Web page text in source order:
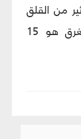
من القلق
والتوتّر خلال عام كامل، فيما استغرق هو 15